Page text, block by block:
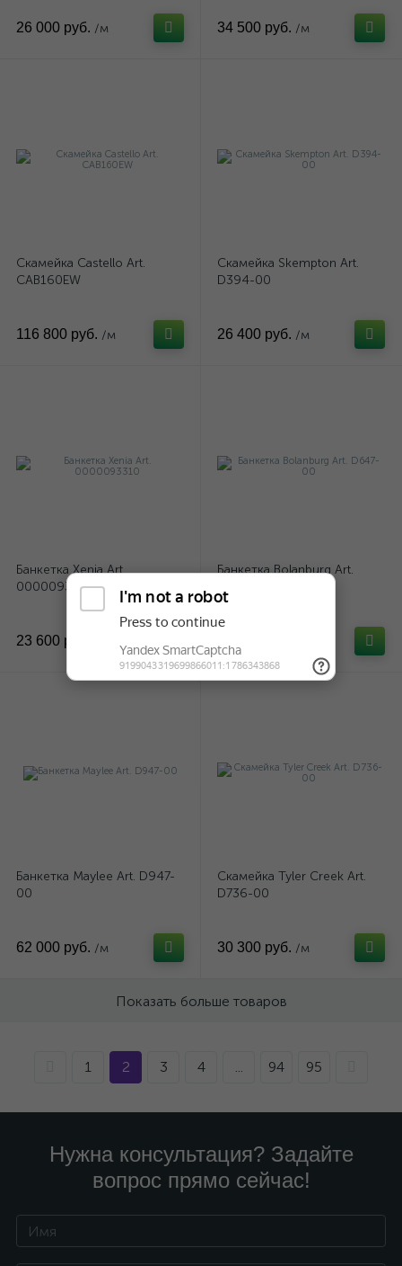
26 000 руб. /м 34 500 руб. /м
Скамейка Castello Art.
CAB160EW
116 800 руб. /м
Скамейка Skempton Art.
D394-00
26 400 руб. /м
Банкетка Xenia Art.
0000093310
23 600 руб.
Банкетка Bolanburg Art.
Банкетка Maylee Art. D947-
00
62 000 руб. /м
Скамейка Tyler Creek Art.
D736-00
30 300 руб. /м
Показать больше товаров
1 2 3 4 ... 94 95
Нужна консультация? Задайте
вопрос прямо сейчас!